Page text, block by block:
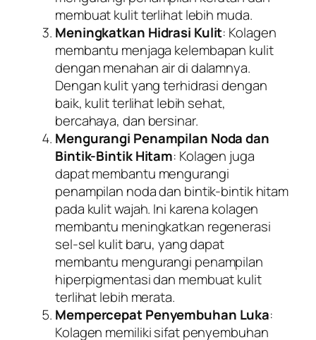
membuat kulit terlihat lebih muda.
Meningkatkan Hidrasi Kulit: Kolagen
membantu menjaga kelembapan kulit
dengan menahan air di dalamnya.
Dengan kulit yang terhidrasi dengan
baik, kulit terlihat lebih sehat,
bercahaya, dan bersinar.
Mengurangi Penampilan Noda dan
Bintik-Bintik Hitam: Kolagen juga
dapat membantu mengurangi
penampilan noda dan bintik-bintik hitam
pada kulit wajah. Ini karena kolagen
membantu meningkatkan regenerasi
sel-sel kulit baru, yang dapat
membantu mengurangi penampilan
hiperpigmentasi dan membuat kulit
terlihat lebih merata.
Mempercepat Penyembuhan Luka:
Kolagen memiliki sifat penyembuhan